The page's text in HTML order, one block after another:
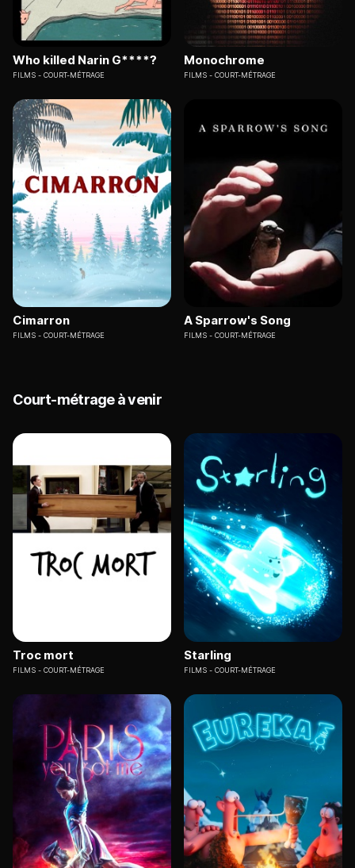
Who killed Narin G****?
FILMS COURT-MÉTRAGE
Monochrome
FILMS COURT-MÉTRAGE
Cimarron
FILMS COURT-MÉTRAGE
A Sparrow's Song
FILMS COURT-MÉTRAGE
Court-métrage à venir
Troc mort
FILMS COURT-MÉTRAGE
Starling
FILMS COURT-MÉTRAGE